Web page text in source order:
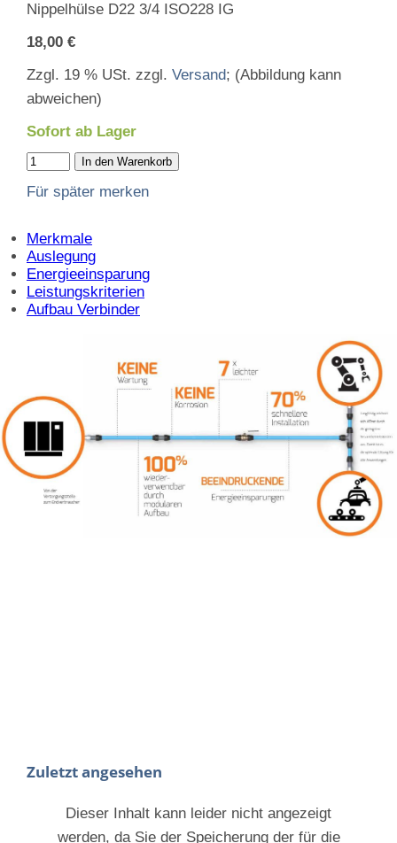
Nippelhülse D22 3/4 ISO228 IG
18,00 €
Zzgl. 19 % USt. zzgl. Versand; (Abbildung kann
abweichen)
Sofort ab Lager
In den Warenkorb
Für später merken
Merkmale
Auslegung
Energieeinsparung
Leistungskriterien
Aufbau Verbinder
Zuletzt angesehen
Dieser Inhalt kann leider nicht angezeigt
werden, da Sie der Speicherung der für die